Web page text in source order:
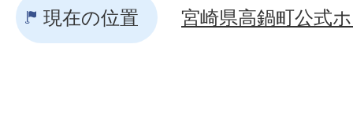
現在の位置 宮崎県高鍋町公式